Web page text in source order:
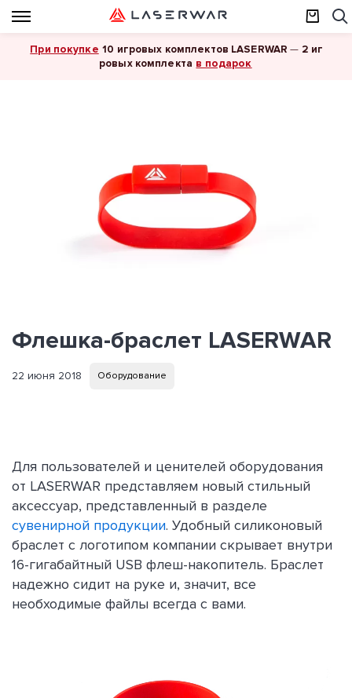
При покупке 10 игровых комплектов LASERWAR — 2 иг
ровых комплекта в подарок
Флешка-браслет LASERWAR
22 июня 2018 Оборудование
Для пользователей и ценителей оборудования
от LASERWAR представляем новый стильный
аксессуар, представленный в разделе
сувенирной продукции. Удобный силиконовый
браслет с логотипом компании скрывает внутри
16-гигабайтный USB флеш-накопитель. Браслет
надежно сидит на руке и, значит, все
необходимые файлы всегда с вами.